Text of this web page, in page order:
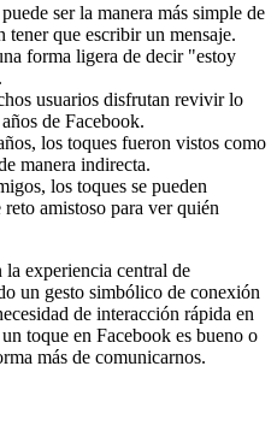
ser la manera más simple de
que escribir un mensaje.
forma ligera de decir "estoy
usuarios disfrutan revivir lo
de Facebook.
los toques fueron vistos como
manera indirecta.
los toques se pueden
amistoso para ver quién
experiencia central de
un gesto simbólico de conexión
de interacción rápida en
toque en Facebook es bueno o
más de comunicarnos.